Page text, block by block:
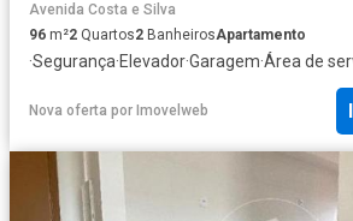
Avenida Costa e Silva
96 m²2 Quartos2 BanheirosApartamento
·Segurança·Elevador·Garagem·Área de
Nova oferta por Imovelweb